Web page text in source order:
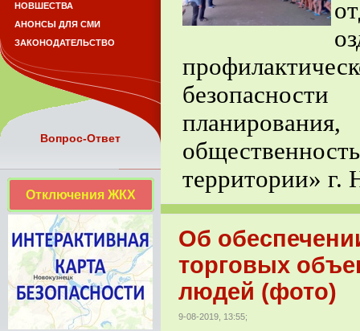
территории» г.
Об
торговых
людей (фото)
9-08-2019, 13:55;
НОВШЕСТВА
АНОНСЫ ДЛЯ СМИ
ЗАКОНОДАТЕЛЬСТВО
Вопрос-Ответ
Отключения ЖКХ